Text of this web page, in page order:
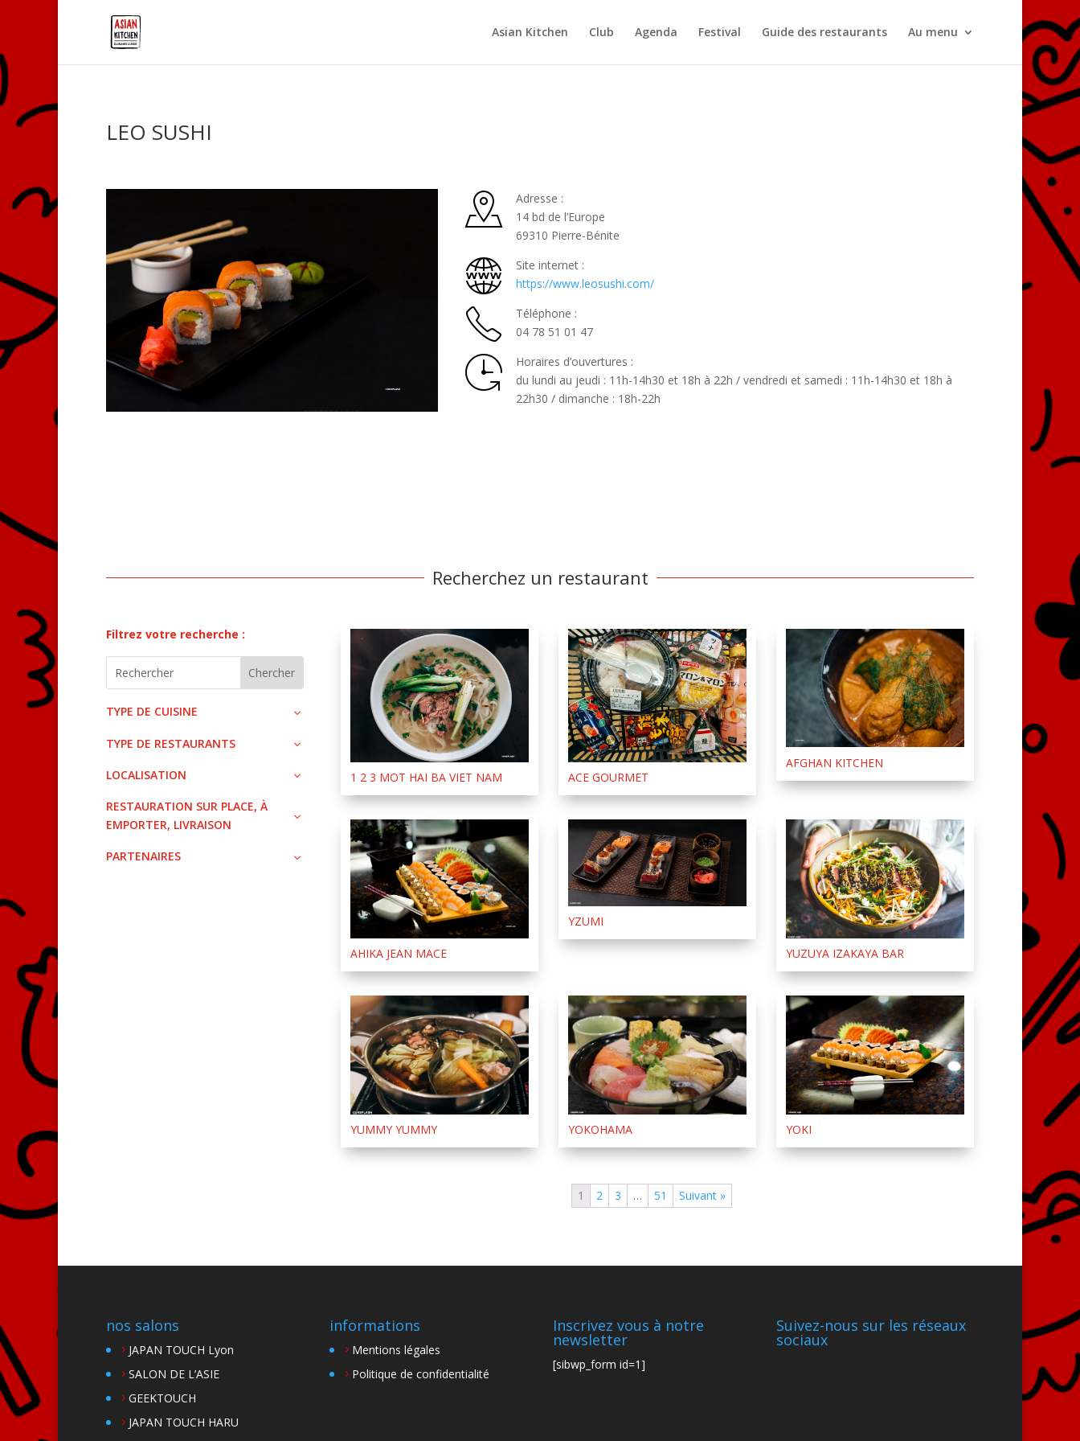
Asian Kitchen Club Agenda Festival Guide des restaurants Au menu
LEO SUSHI
Adresse :
14 bd de l’Europe
69310 Pierre-Bénite
Site internet :
https://www.leosushi.com/
Téléphone :
04 78 51 01 47
Horaires d’ouvertures :
du lundi au jeudi : 11h-14h30 et 18h à 22h / vendredi et samedi : 11h-14h30 et 18h à
22h30 / dimanche : 18h-22h
Recherchez un restaurant
Filtrez votre recherche :
TYPE DE CUISINE
TYPE DE RESTAURANTS
LOCALISATION
RESTAURATION SUR PLACE, À
EMPORTER, LIVRAISON
PARTENAIRES
1 2 3 MOT HAI BA VIET NAM ACE GOURMET
AFGHAN KITCHEN
AHIKA JEAN MACE
YZUMI
YUZUYA IZAKAYA BAR
YUMMY YUMMY YOKOHAMA YOKI
1 2 3 … 51 Suivant »
nos salons
JAPAN TOUCH Lyon
SALON DE L’ASIE
GEEKTOUCH
JAPAN TOUCH HARU
informations
Mentions légales
Politique de confidentialité
Inscrivez vous à notre
newsletter
[sibwp_form id=1]
Suivez-nous sur les réseaux
sociaux